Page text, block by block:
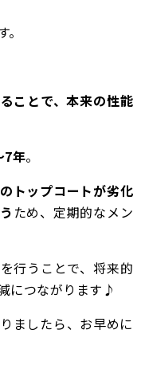
ことで、本来の性能
7年。
トップコートが劣化
ため、定期的なメン
行うことで、将来的
につながります♪
ましたら、お早めに